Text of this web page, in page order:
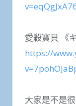
愛殺寶貝 《
https://
大家是不是